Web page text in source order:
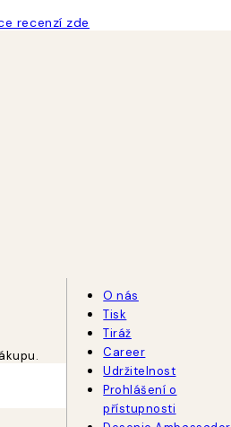
recenzí zde
O nás
Tisk
Tiráž
Career
Udržitelnost
Prohlášení o
přístupnosti